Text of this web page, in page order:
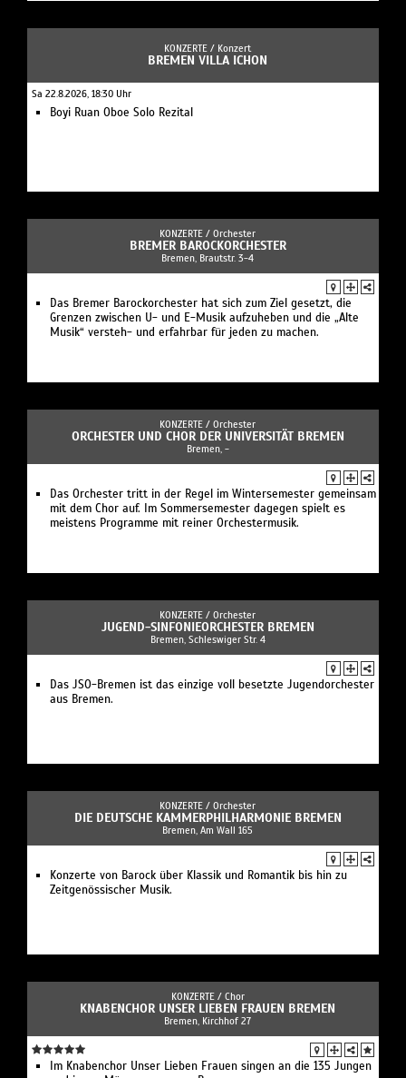
KONZERTE / Konzert
BREMEN VILLA ICHON
Sa 22.8.2026, 18:30 Uhr
Boyi Ruan Oboe Solo Rezital
KONZERTE / Orchester
BREMER BAROCKORCHESTER
Bremen, Brautstr. 3-4
Das Bremer Barockorchester hat sich zum Ziel gesetzt, die
Grenzen zwischen U- und E-Musik aufzuheben und die „Alte
Musik“ versteh- und erfahrbar für jeden zu machen.
KONZERTE / Orchester
ORCHESTER UND CHOR DER UNIVERSITÄT BREMEN
Bremen, -
Das Orchester tritt in der Regel im Wintersemester gemeinsam
mit dem Chor auf. Im Sommersemester dagegen spielt es
meistens Programme mit reiner Orchestermusik.
KONZERTE / Orchester
JUGEND-SINFONIEORCHESTER BREMEN
Bremen, Schleswiger Str. 4
Das JSO-Bremen ist das einzige voll besetzte Jugendorchester
aus Bremen.
KONZERTE / Orchester
DIE DEUTSCHE KAMMER­PHILHARMONIE BREMEN
Bremen, Am Wall 165
Konzerte von Barock über Klassik und Romantik bis hin zu
Zeitgenössischer Musik.
KONZERTE / Chor
KNABENCHOR UNSER LIEBEN FRAUEN BREMEN
Bremen, Kirchhof 27
Im Kna­ben­chor Unser Lie­ben Frauen sin­gen an die 135 Jun­gen